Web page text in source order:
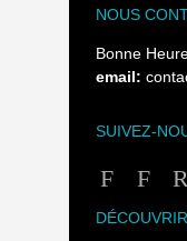
NOUS
Bonne
email:
SUIVEZ-
DÉCOUVRIR